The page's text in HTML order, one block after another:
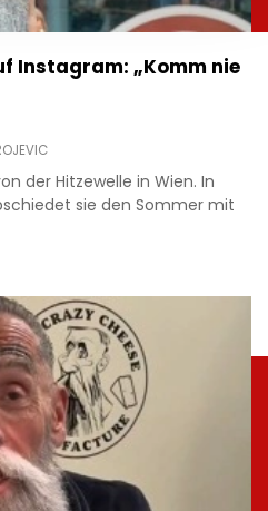
Instagram: „Komm nie
der Hitzewelle in Wien. In
sie den Sommer mit